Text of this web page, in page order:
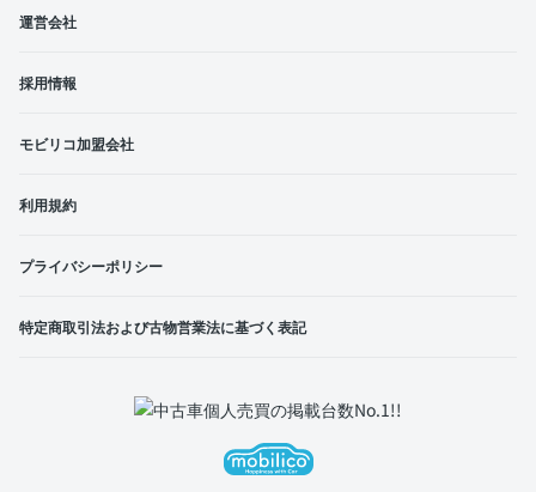
運営会社
採用情報
モビリコ加盟会社
利用規約
プライバシーポリシー
特定商取引法および古物営業法に基づく表記